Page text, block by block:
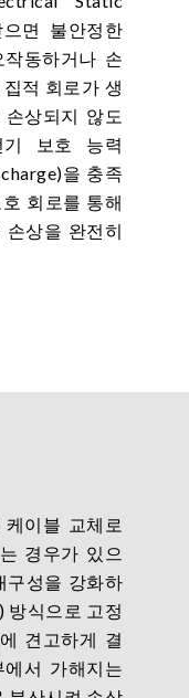
면 불안정한
동하거나 손
적 회로가 생
상되지 않도
보호 능력
을 충족
회로를 통해
손상을 완전히
이블 교체로
경우가 있으
구성을 강화하
방식으로 고정
견고하게 결
서 가해지는